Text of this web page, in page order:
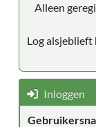
Alleen
Log
Inloggen